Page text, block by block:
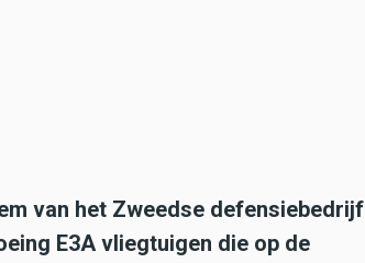
van het Zweedse defensiebedrijf
E3A vliegtuigen die op de